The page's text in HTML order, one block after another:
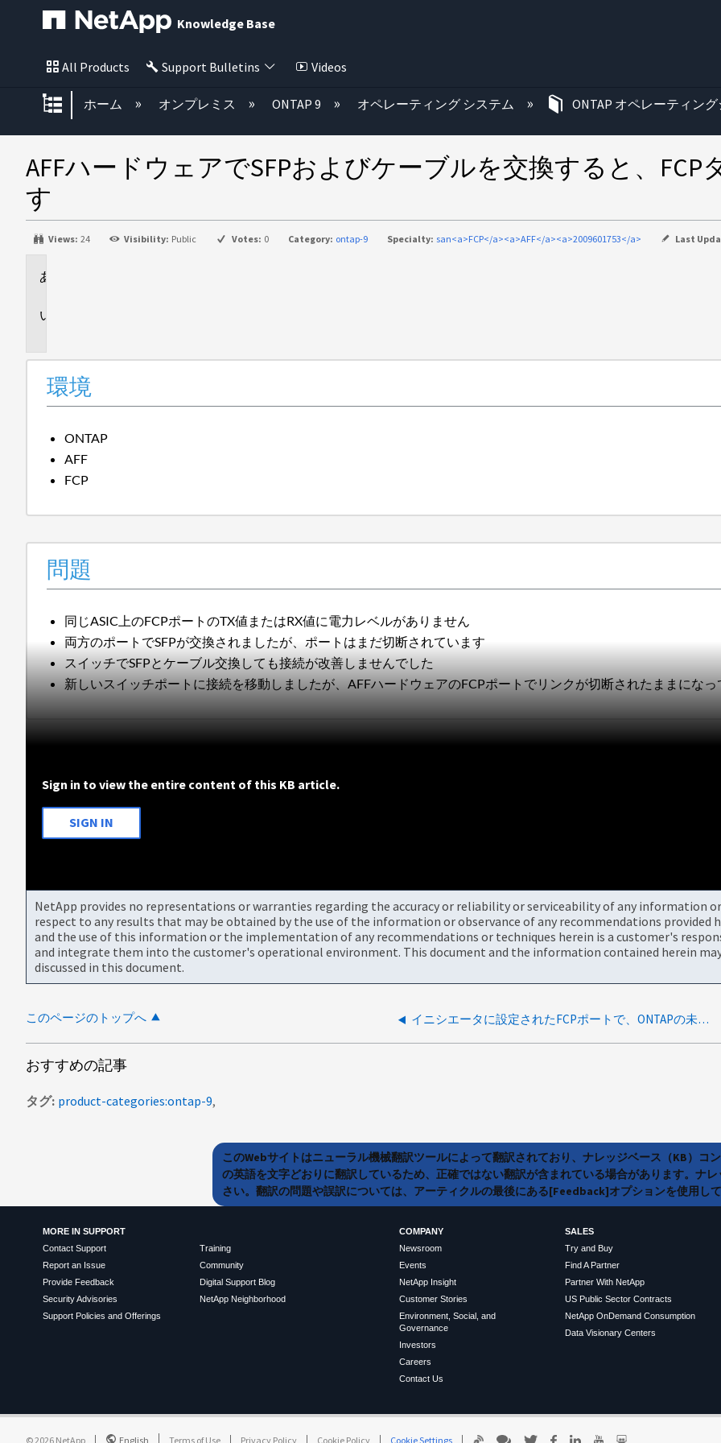
Knowledge Base
All Products Support Bulletins Videos
グローバル階層を展開/折りたたむ
ホーム オンプレミス ONTAP 9 オペレーティング システム ONTAP オペレーティン
AFFハードウェアでSFPおよびケーブルを交換すると、
す
Views: 24 Visibility: Public Votes: 0 Category: ontap-9 Specialty: san<a>FCP</a><a>AFF</a><a>2009601753</a> Last
環境
ONTAP
AFF
FCP
問題
同じASIC上のFCPポートのTX値またはRX値に電力レベルがありません
両方のポートでSFPが交換されましたが、ポートはまだ切断されています
スイッチでSFPとケーブル交換しても接続が改善しませんでした
新しいスイッチポートに接続を移動しましたが、AFFハードウェアのFCPポートでリンクが切断されたままになっ
Sign in to view the entire content of this KB article.
SIGN IN
NetApp provides no representations or warranties regarding the accuracy or reliability or serviceability of any information
respect to any results that may be obtained by the use of the information or observance of any recommendations provided
and the use of this information or the implementation of any recommendations or techniques herein is a customer's
and integrate them into the customer's operational environment. This document and the information contained herein
discussed in this document.
このページのトップへ イニシエータに設定されたFCPポートで、ONTAPの未承諾フレームが原因で一定のリセットが発生する
おすすめの記事
タグ product-categories:ontap-9
このWebサイトはニューラル機械翻訳ツールによって翻訳されており、ナレッジベース（KB）
の英語を文字どおりに翻訳しているため、正確ではない翻訳が含まれている場合があります。ナ
さい。翻訳の問題や誤訳については、アーティクルの最後にある[Feedback]オプションを使用して
MORE IN SUPPORT
Contact Support
Report an Issue
Provide Feedback
Security Advisories
Support Policies and Offerings
Training
Community
Digital Support Blog
NetApp Neighborhood
COMPANY
Newsroom
Events
NetApp Insight
Customer Stories
Environment, Social, and
Governance
Investors
Careers
Contact Us
SALES
Try and Buy
Find A Partner
Partner With NetApp
US Public Sector Contracts
NetApp OnDemand Consumption
Data Visionary Centers
©2026 NetApp English Terms of Use Privacy Policy Cookie Policy Cookie Settings